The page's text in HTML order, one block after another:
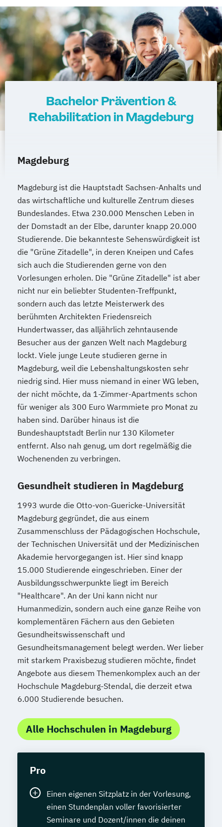
Bachelor Prävention &
Rehabilitation in Magdeburg
Magdeburg
Magdeburg ist die Hauptstadt Sachsen-Anhalts und
das wirtschaftliche und kulturelle Zentrum dieses
Bundeslandes. Etwa 230.000 Menschen Leben in
der Domstadt an der Elbe, darunter knapp 20.000
Studierende. Die bekannteste Sehenswürdigkeit ist
die "Grüne Zitadelle", in deren Kneipen und Cafes
sich auch die Studierenden gerne von den
Vorlesungen erholen. Die "Grüne Zitadelle" ist aber
nicht nur ein beliebter Studenten-Treffpunkt,
sondern auch das letzte Meisterwerk des
berühmten Architekten Friedensreich
Hundertwasser, das alljährlich zehntausende
Besucher aus der ganzen Welt nach Magdeburg
lockt. Viele junge Leute studieren gerne in
Magdeburg, weil die Lebenshaltungskosten sehr
niedrig sind. Hier muss niemand in einer WG leben,
der nicht möchte, da 1-Zimmer-Apartments schon
für weniger als 300 Euro Warmmiete pro Monat zu
haben sind. Darüber hinaus ist die
Bundeshauptstadt Berlin nur 130 Kilometer
entfernt. Also nah genug, um dort regelmäßig die
Wochenenden zu verbringen.
Gesundheit studieren in Magdeburg
1993 wurde die Otto-von-Guericke-Universität
Magdeburg gegründet, die aus einem
Zusammenschluss der Pädagogischen Hochschule,
der Technischen Universität und der Medizinischen
Akademie hervorgegangen ist. Hier sind knapp
15.000 Studierende eingeschrieben. Einer der
Ausbildungsschwerpunkte liegt im Bereich
"Healthcare". An der Uni kann nicht nur
Humanmedizin, sondern auch eine ganze Reihe von
komplementären Fächern aus den Gebieten
Gesundheitswissenschaft und
Gesundheitsmanagement belegt werden. Wer lieber
mit starkem Praxisbezug studieren möchte, findet
Angebote aus diesem Themenkomplex auch an der
Hochschule Magdeburg-Stendal, die derzeit etwa
6.000 Studierende besuchen.
Alle Hochschulen in Magdeburg
Pro
Einen eigenen Sitzplatz in der Vorlesung,
einen Stundenplan voller favorisierter
Seminare und Dozent/innen die deinen